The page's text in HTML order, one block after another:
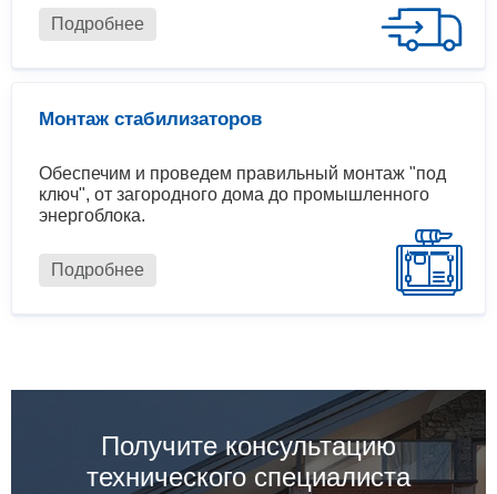
Подробнее
Монтаж стабилизаторов
Обеспечим и проведем правильный монтаж "под
ключ", от загородного дома до промышленного
энергоблока.
Подробнее
Получите консультацию
технического специалиста